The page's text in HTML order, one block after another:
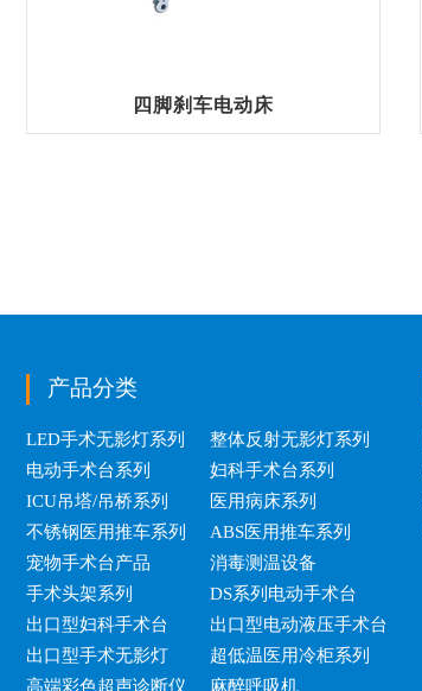
四脚刹车电动床
产品分类
LED手术无影灯系列
整体反射无影灯系列
电动手术台系列
妇科手术台系列
ICU吊塔/吊桥系列
医用病床系列
不锈钢医用推车系列
ABS医用推车系列
宠物手术台产品
消毒测温设备
手术头架系列
DS系列电动手术台
出口型妇科手术台
出口型电动液压手术台
出口型手术无影灯
超低温医用冷柜系列
高端彩色超声诊断仪
麻醉呼吸机